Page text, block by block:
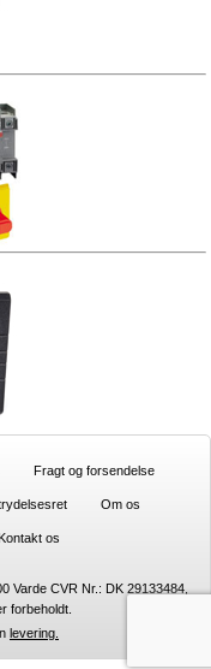
Fragt og forsendelse
Om os
Kontakt os
Varde CVR Nr.: DK 29133484,
forbeholdt.
levering.